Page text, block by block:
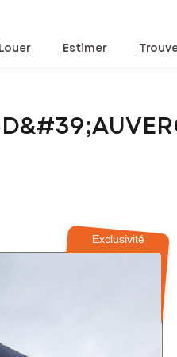
Louer Estimer
Exclusivité